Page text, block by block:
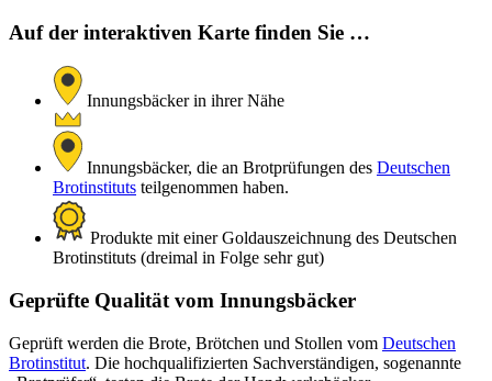
Auf der interaktiven Karte finden Sie …
Innungsbäcker in ihrer Nähe
Innungsbäcker, die an Brotprüfungen des Deutschen
Brotinstituts teilgenommen haben.
Produkte mit einer Goldauszeichnung des Deutschen
Brotinstituts (dreimal in Folge sehr gut)
Geprüfte Qualität vom Innungsbäcker
Geprüft werden die Brote, Brötchen und Stollen vom Deutschen
Brotinstitut. Die hochqualifizierten Sachverständigen, sogenannte